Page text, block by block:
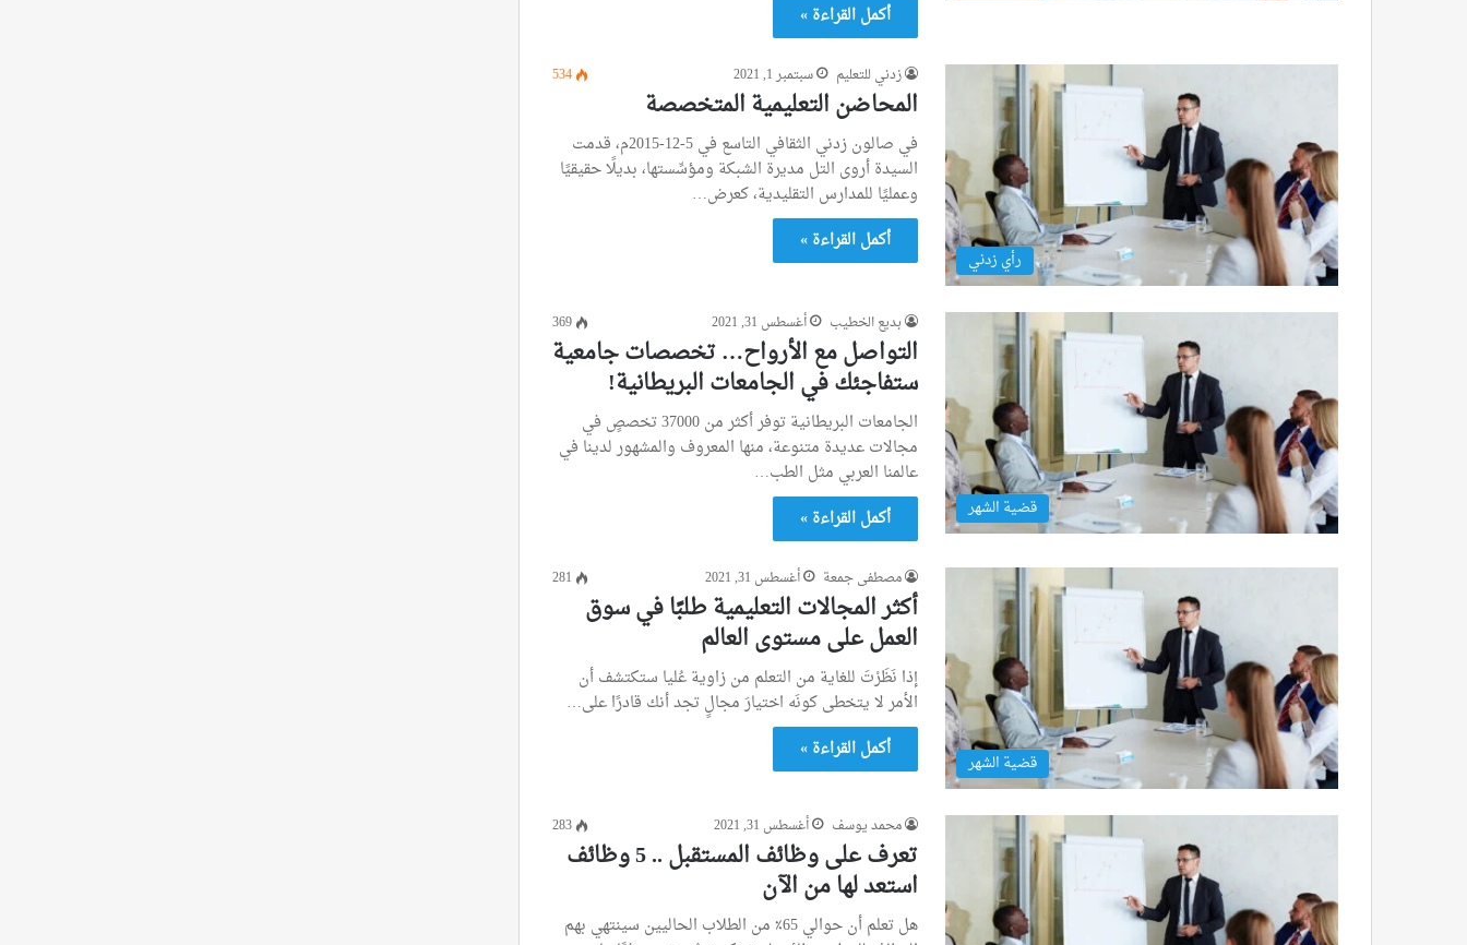
أكمل القراءة »
رأي زدني
زدني للتعليم سبتمبر 1, 2021 534
المحاضن التعليمية المتخصصة
في صالون زدني الثقافي التاسع في 5-12-2015م، قدمت
السيدة أروى التل مديرة الشبكة ومؤسِّستها، بديلًا حقيقيًا
وعمليًا للمدارس التقليدية، كعرض…
أكمل القراءة »
قضية الشهر
بديع الخطيب أغسطس 31, 2021 369
التواصل مع الأرواح… تخصصات جامعية
ستفاجئك في الجامعات البريطانية!
الجامعات البريطانية توفر أكثر من 37000 تخصصٍ في
مجالات عديدة متنوعة، منها المعروف والمشهور لدينا في
عالمنا العربي مثل الطب…
أكمل القراءة »
قضية الشهر
مصطفى جمعة أغسطس 31, 2021 281
أكثر المجالات التعليمية طلبًا في سوق
العمل على مستوى العالم
إذا نَظَرْتَ للغاية من التعلم من زاوية عُليا ستكتشف أن
الأمر لا يتخطى كونَه اختيارَ مجالٍ تجد أنك قادرًا على…
أكمل القراءة »
محمد يوسف أغسطس 31, 2021 283
تعرف على وظائف المستقبل .. 5 وظائف
استعد لها من الآن
هل تعلم أن حوالي 65٪ من الطلاب الحاليين سينتهي بهم